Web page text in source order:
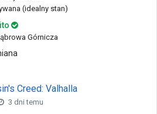
(idealny stan)
Górnicza
Creed: Valhalla
3 dni temu